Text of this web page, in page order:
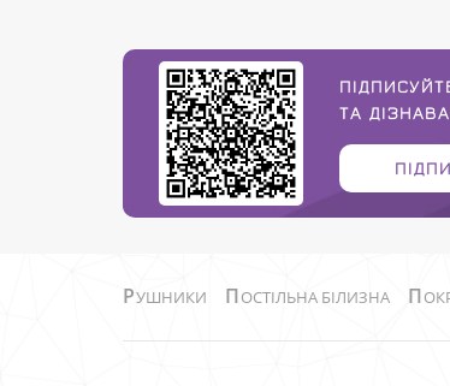
ТА
РУШНИКИ ПОСТІЛЬНА БІЛИЗНА П